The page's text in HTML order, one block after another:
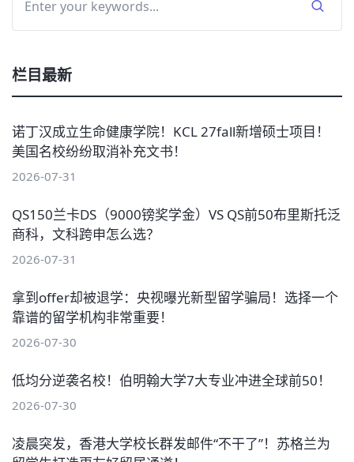
栏目最新
诺丁汉成立生命健康学院！KCL 27fall新增硕士项目！
美国名校纷纷取消补充文书！
2026-07-31
QS150兰卡DS（9000镑奖学金）VS QS前50布里斯托泛
商科，文科跨申怎么选？
2026-07-31
拿到offer却被退学：央视曝光新型留学骗局！选择一个
靠谱的留学机构非常重要！
2026-07-30
低均分逆袭名校！伯明翰大学7大专业冲进全球前50！
2026-07-30
凌晨突发，香港大学校长群发邮件“不干了”！苏格兰为